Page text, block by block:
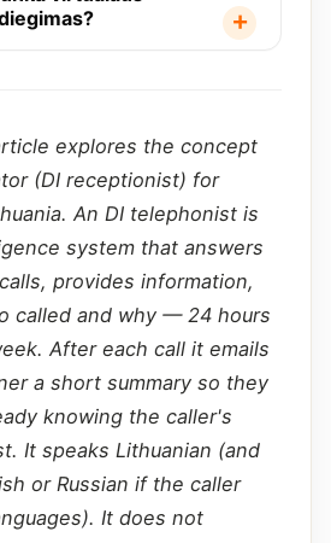
explores the concept
(DI receptionist) for
An DI telephonist is
system that answers
provides information,
called and why — 24 hours
After each call it emails
a short summary so they
knowing the caller's
It speaks Lithuanian (and
or Russian if the caller
It does not